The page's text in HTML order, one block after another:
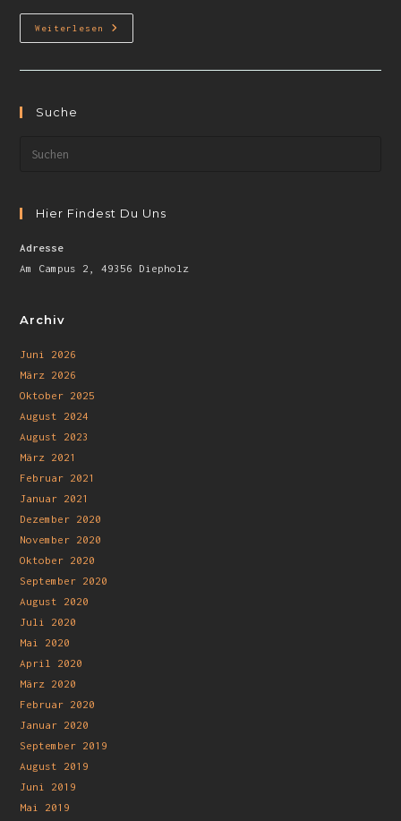
Weiterlesen
Suche
Hier Findest Du Uns
Adresse
Am Campus 2, 49356 Diepholz
Archiv
Juni 2026
März 2026
Oktober 2025
August 2024
August 2023
März 2021
Februar 2021
Januar 2021
Dezember 2020
November 2020
Oktober 2020
September 2020
August 2020
Juli 2020
Mai 2020
April 2020
März 2020
Februar 2020
Januar 2020
September 2019
August 2019
Juni 2019
Mai 2019